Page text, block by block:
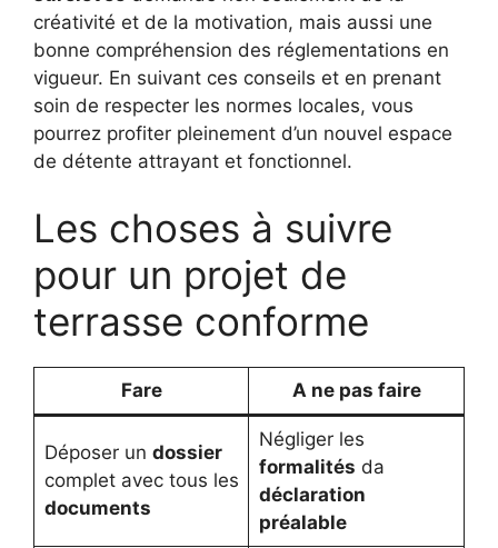
créativité et de la motivation, mais aussi une
bonne compréhension des réglementations en
vigueur. En suivant ces conseils et en prenant
soin de respecter les normes locales, vous
pourrez profiter pleinement d’un nouvel espace
de détente attrayant et fonctionnel.
Les choses à suivre
pour un projet de
terrasse conforme
Fare A ne pas faire
Déposer un dossier
complet avec tous les
documents
Négliger les
formalités da
déclaration
préalable